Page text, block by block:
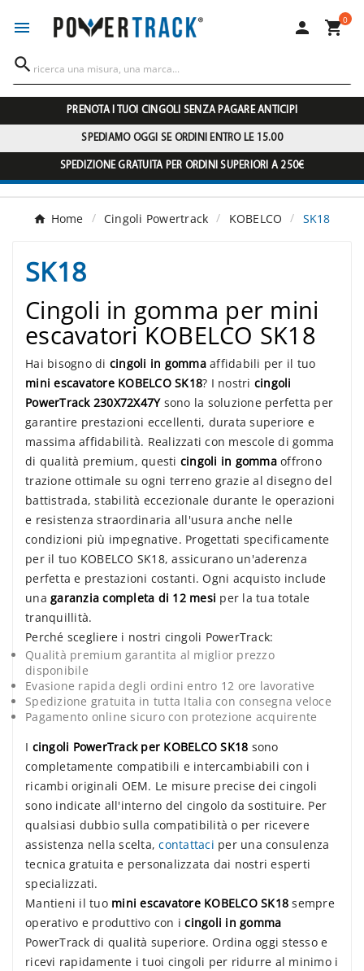
  0

PRENOTA I TUOI CINGOLI SENZA PAGARE ANTICIPI
SPEDIAMO OGGI SE ORDINI ENTRO LE 15.00
SPEDIZIONE GRATUITA PER ORDINI SUPERIORI A 250€
Home Cingoli Powertrack KOBELCO SK18
SK18
Cingoli in gomma per mini
escavatori KOBELCO SK18
Hai bisogno di cingoli in gommaaffidabili per il tuo
mini escavatore KOBELCO SK18? I nostri cingoli
PowerTrack 230X72X47Ysono la soluzione perfetta per
garantire prestazioni eccellenti, durata superiore e
massima affidabilità. Realizzati con mescole di gomma
di qualità premium, questi cingoli in gommaoffrono
trazione ottimale su ogni terreno grazie al disegno del
battistrada, stabilità eccezionale durante le operazioni
e resistenza straordinaria all'usura anche nelle
condizioni più impegnative. Progettati specificamente
per il tuo KOBELCO SK18, assicurano un'aderenza
perfetta e prestazioni costanti. Ogni acquisto include
una garanzia completa di 12 mesi per la tua totale
tranquillità.
Perché scegliere i nostri cingoli PowerTrack:
Qualità premium garantita al miglior prezzo
disponibile
Evasione rapida degli ordini entro 12 ore lavorative
Spedizione gratuita in tutta Italia con consegna veloce
Pagamento online sicuro con protezione acquirente
I cingoli PowerTrack per KOBELCO SK18 sono
completamente compatibili e intercambiabili con i
ricambi originali OEM. Le misure precise dei cingoli
sono indicate all'interno del cingolo da sostituire. Per
qualsiasi dubbio sulla compatibilità o per ricevere
assistenza nella scelta,contattaci per una consulenza
tecnica gratuita e personalizzata dai nostri esperti
specializzati.
Mantieni il tuo mini escavatore KOBELCO SK18 sempre
operativo e produttivo con icingoli in gomma
PowerTrack di qualità superiore. Ordina oggi stesso e
ricevi rapidamente i tuoi cingoli per ridurre al minimo i